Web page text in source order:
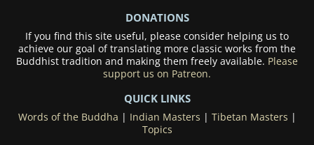
DONATIONS
If you find this site useful, please consider helping us to
achieve our goal of translating more classic works from the
Buddhist tradition and making them freely available. Please
support us on Patreon.
QUICK LINKS
Words of the Buddha | Indian Masters | Tibetan Masters |
Topics